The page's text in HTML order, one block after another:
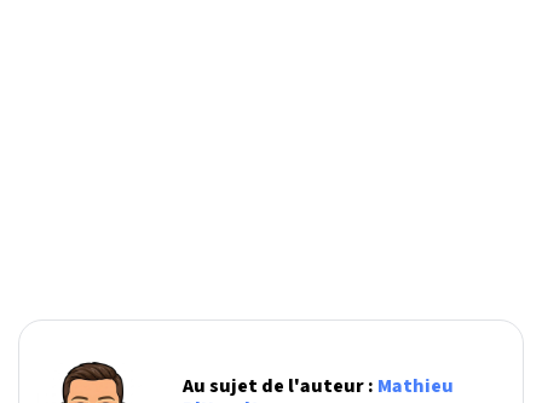
Au sujet de l'auteur : Mathieu